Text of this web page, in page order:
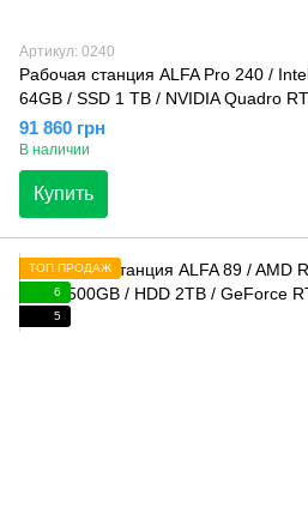
Артикул: 0240
Рабочая станция ALFA Pro 240 /
64GB / SSD 1 TB / NVIDIA Quadro
91 860 грн
В наличии
Купить
ТОП ПРОДАЖ
6
5